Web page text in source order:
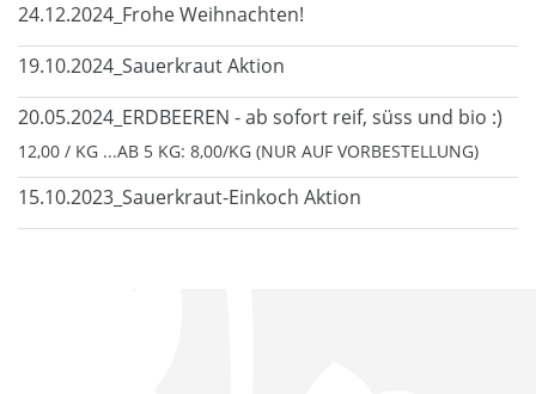
24.12.2024_Frohe Weihnachten!
19.10.2024_Sauerkraut Aktion
20.05.2024_ERDBEEREN - ab sofort reif, süss und bio :)
12,00 / KG ...AB 5 KG: 8,00/KG (NUR AUF VORBESTELLUNG)
15.10.2023_Sauerkraut-Einkoch Aktion